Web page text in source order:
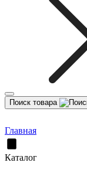
Поиск товара
Главная
Каталог